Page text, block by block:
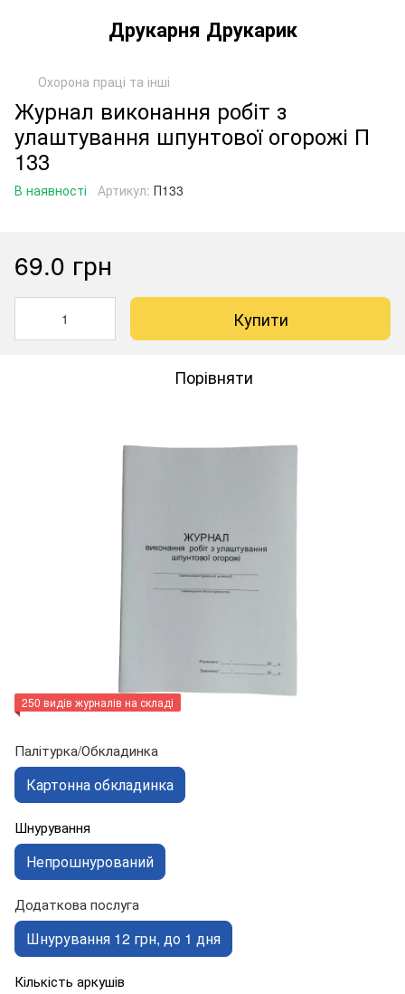
Друкарня Друкарик
Охорона праці та інші
Журнал виконання робіт з
улаштування шпунтової огорожі П
133
В наявності Артикул: П133
69.0 грн
Купити
Порівняти
250 видів журналів на складі
Палітурка/Обкладинка
Картонна обкладинка
Шнурування
Непрошнурований
Додаткова послуга
Шнурування 12 грн, до 1 дня
Кількість аркушів